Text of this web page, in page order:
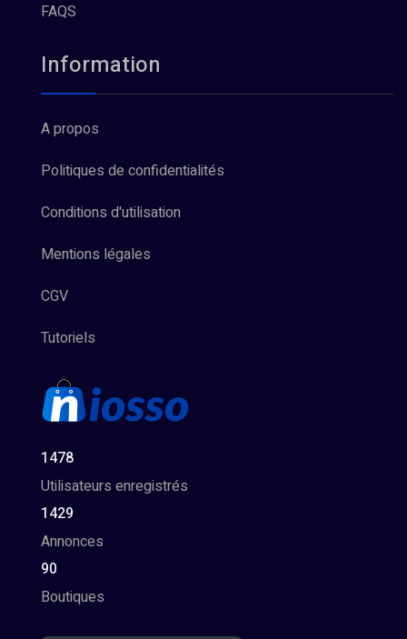
FAQS
Information
A propos
Politiques de confidentialités
Conditions d'utilisation
Mentions légales
CGV
Tutoriels
1478
Utilisateurs enregistrés
1429
Annonces
90
Boutiques